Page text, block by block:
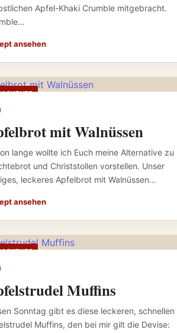
Apfel-Khaki Crumble mitgebracht.
ansehen
mit Walnüssen
lange wollte ich Euch meine Alternative zu
und Christstollen vorstellen. Unser
leckeres Apfelbrot mit Walnüssen…
ansehen
Muffins
Sonntag gibt es diese leckeren, schnellen
Muffins, den bei mir gilt die Devise: